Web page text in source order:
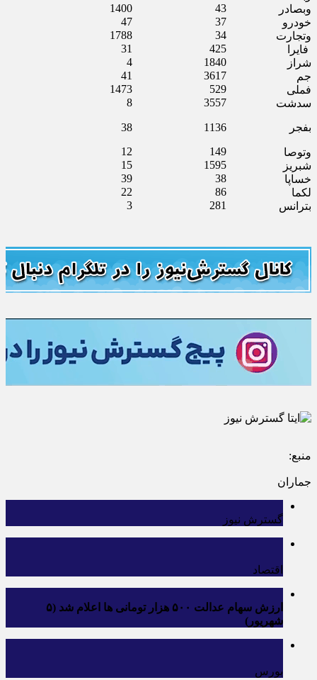
وبصادر
43
1400
خودرو
37
47
وتجارت
34
1788
فایرا
425
31
شراز
1840
4
جم
3617
41
فملی
529
1473
سدشت
3557
8
بفجر 1136
38
وتوصا 149
12
شبریز
1595
15
خساپا
38
39
لکما
86
22
بترانس
281
3
منبع:
جماران
گسترش نیوز
اقتصاد
ارزش سهام عدالت ۵۰۰ هزار تومانی ها اعلام شد (۵
شهریور)
بورس